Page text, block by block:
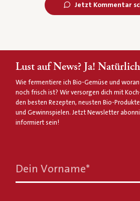
Jetzt Kommentar
Lust auf News? Ja!
Wie fermentiere ich Bio-Gemüse und woran
noch frisch ist? Wir versorgen dich mit
den besten Rezepten, neusten Bio-
und Gewinnspielen. Jetzt Newsletter
informiert sein!
Dein Vorname*